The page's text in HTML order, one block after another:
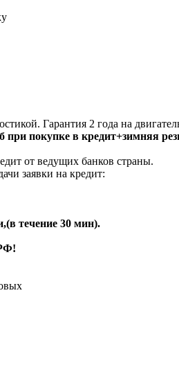
Гарантия 2 года на
при покупке в кредит+зимняя
от ведущих банков страны.
заявки на кредит:
течение 30 мин).